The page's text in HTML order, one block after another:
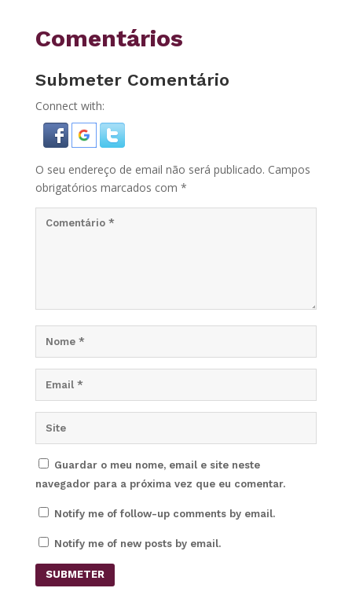
Comentários
Submeter Comentário
Connect with:
O seu endereço de email não será publicado. Campos
obrigatórios marcados com *
Guardar o meu nome, email e site neste
navegador para a próxima vez que eu comentar.
Notify me of follow-up comments by email.
Notify me of new posts by email.
SUBMETER